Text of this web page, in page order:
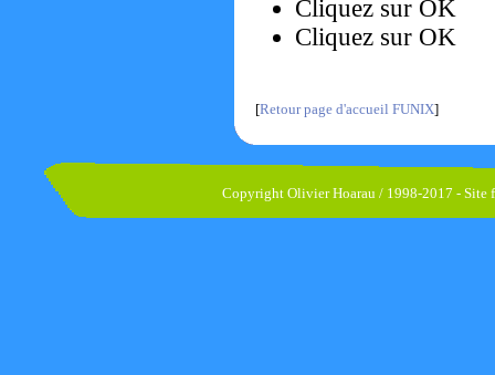
Cliquez sur OK
Cliquez sur OK
[Retour page d'accueil FUNIX]
Copyright Olivier Hoarau / 1998-2017 - Site